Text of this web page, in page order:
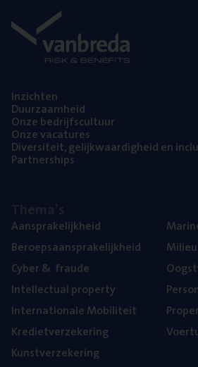
Inzich­ten
Duur­zaam­heid
Onze bedrijfs­cul­tuur
Onze vaca­tu­res
Diver­si­teit, gelijk­waar­dig­heid en
Part­ner­ships
Aan­spra­ke­lijk­heid
Beroeps­aan­spra­ke­lijk­heid
Cyber& fraude
Intel­lec­tu­al property
Inter­na­ti­o­na­le Mobiliteit
Kre­diet­ver­ze­ke­ring
Kunst­ver­ze­ke­ring
Mili­eu